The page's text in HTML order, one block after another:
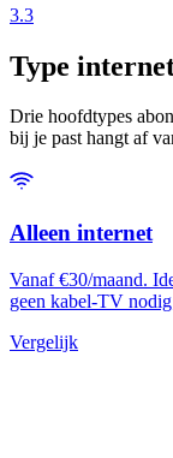
3.3
Type
Drie hoofdtypes
bij je past hangt af
Alleen internet
Vanaf €30/maand.
geen kabel-TV
Vergelijk